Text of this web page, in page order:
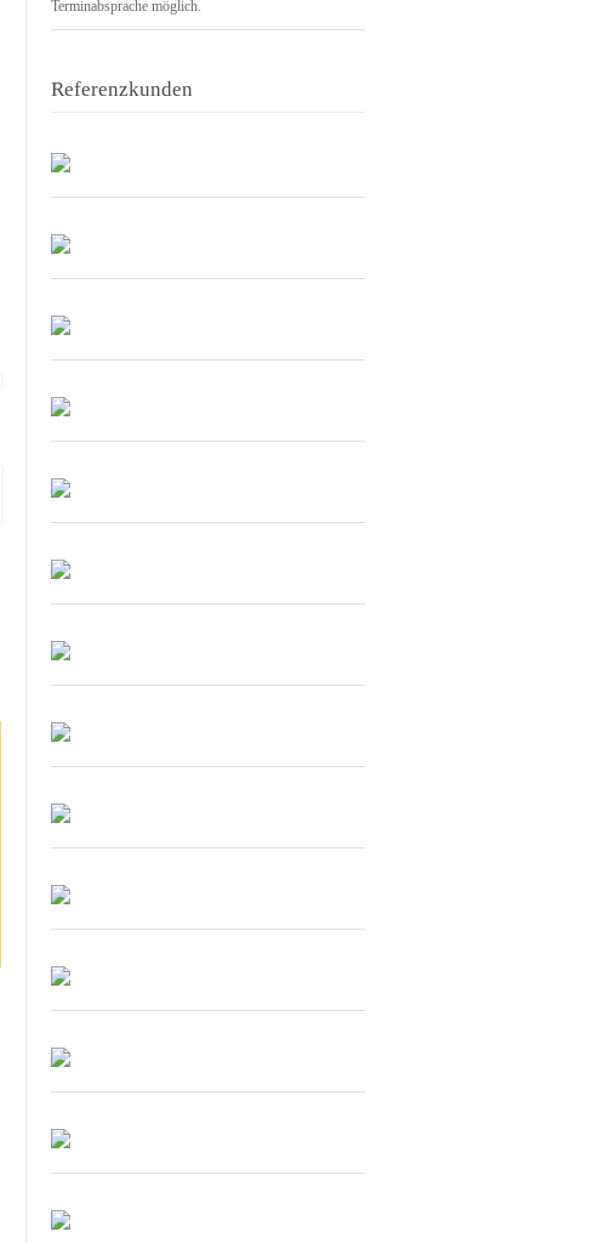
Terminabsprache möglich.
Referenzkunden